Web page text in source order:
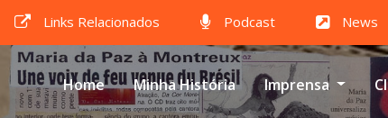
Links Relacionados Podcast News
Home Minha História Imprensa